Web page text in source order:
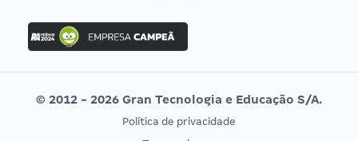
Concurso Ibama
Concurso MPU
Editais publicados
Vunesp
CONCURSOS POR PROFISSÃO EXAME DE ORDEM
© 2012 - 2026 Gran Tecnologia e Educação S/A.
Política de privacidade